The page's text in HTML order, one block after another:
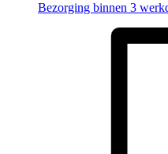
Bezorging binnen 3